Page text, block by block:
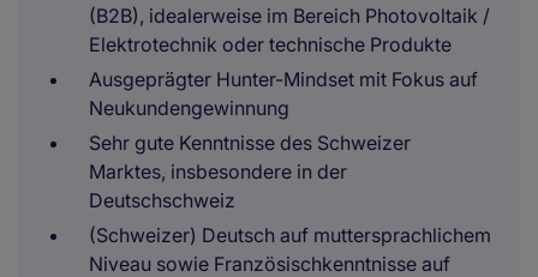
(B2B), idealerweise im Bereich Photovoltaik /
Elektrotechnik oder technische Produkte
Ausgeprägter Hunter-Mindset mit Fokus auf
Neukundengewinnung
Sehr gute Kenntnisse des Schweizer
Marktes, insbesondere in der
Deutschschweiz
(Schweizer) Deutsch auf muttersprachlichem
Niveau sowie Französischkenntnisse auf